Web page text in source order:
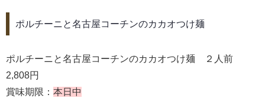
ポルチーニと名古屋コーチンのカカオつけ麺
ポルチーニと名古屋コーチンのカカオつけ麺 ２人前
2,808円
賞味期限： 本日中